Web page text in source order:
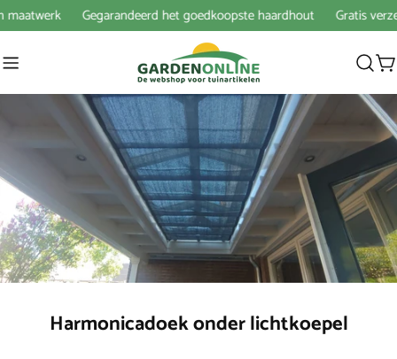
artikel
Gegarandeerd het goedkoopste haardhout Gratis
Harmonicadoek onder lichtkoepel